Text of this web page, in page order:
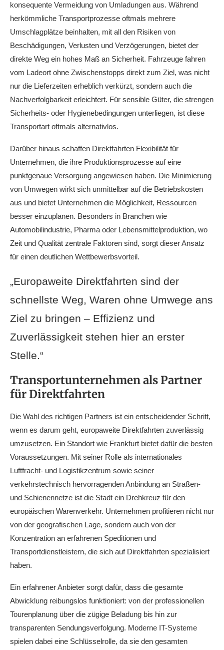
konsequente Vermeidung von Umladungen aus. Während
herkömmliche Transportprozesse oftmals mehrere
Umschlagplätze beinhalten, mit all den Risiken von
Beschädigungen, Verlusten und Verzögerungen, bietet der
direkte Weg ein hohes Maß an Sicherheit. Fahrzeuge fahren
vom Ladeort ohne Zwischenstopps direkt zum Ziel, was nicht
nur die Lieferzeiten erheblich verkürzt, sondern auch die
Nachverfolgbarkeit erleichtert. Für sensible Güter, die strengen
Sicherheits- oder Hygienebedingungen unterliegen, ist diese
Transportart oftmals alternativlos.
Darüber hinaus schaffen Direktfahrten Flexibilität für
Unternehmen, die ihre Produktionsprozesse auf eine
punktgenaue Versorgung angewiesen haben. Die Minimierung
von Umwegen wirkt sich unmittelbar auf die Betriebskosten
aus und bietet Unternehmen die Möglichkeit, Ressourcen
besser einzuplanen. Besonders in Branchen wie
Automobilindustrie, Pharma oder Lebensmittelproduktion, wo
Zeit und Qualität zentrale Faktoren sind, sorgt dieser Ansatz
für einen deutlichen Wettbewerbsvorteil.
„Europaweite Direktfahrten sind der
schnellste Weg, Waren ohne Umwege ans
Ziel zu bringen – Effizienz und
Zuverlässigkeit stehen hier an erster
Stelle.“
Transportunternehmen als Partner
für Direktfahrten
Die Wahl des richtigen Partners ist ein entscheidender Schritt,
wenn es darum geht, europaweite Direktfahrten zuverlässig
umzusetzen. Ein Standort wie Frankfurt bietet dafür die besten
Voraussetzungen. Mit seiner Rolle als internationales
Luftfracht- und Logistikzentrum sowie seiner
verkehrstechnisch hervorragenden Anbindung an Straßen-
und Schienennetze ist die Stadt ein Drehkreuz für den
europäischen Warenverkehr. Unternehmen profitieren nicht nur
von der geografischen Lage, sondern auch von der
Konzentration an erfahrenen Speditionen und
Transportdienstleistern, die sich auf Direktfahrten spezialisiert
haben.
Ein erfahrener Anbieter sorgt dafür, dass die gesamte
Abwicklung reibungslos funktioniert: von der professionellen
Tourenplanung über die zügige Beladung bis hin zur
transparenten Sendungsverfolgung. Moderne IT-Systeme
spielen dabei eine Schlüsselrolle, da sie den gesamten